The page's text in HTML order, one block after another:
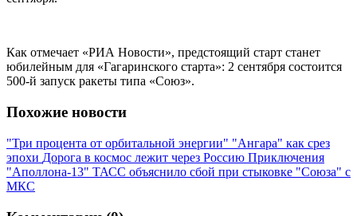
Как отмечает «РИА Новости», предстоящий старт станет
юбилейным для «Гагаринского старта»: 2 сентября состоится
500-й запуск ракеты типа «Союз».
Похожие новости
"Три процента от орбитальной энергии" "Ангара" как срез
эпохи Дорога в космос лежит через Россию Приключения
"Аполлона-13" ТАСС объяснило сбой при стыковке "Союза" с
МКС